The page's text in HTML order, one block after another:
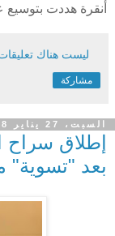
أنقرة هددت بتوسيع
ليست هناك
مشاركة
السبت، 27 يناير 2018
إطلاق سراح
بعد "تسوية"